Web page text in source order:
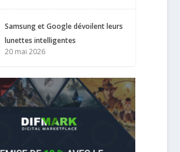
Samsung et Google dévoilent leurs
lunettes intelligentes
20 mai 2026